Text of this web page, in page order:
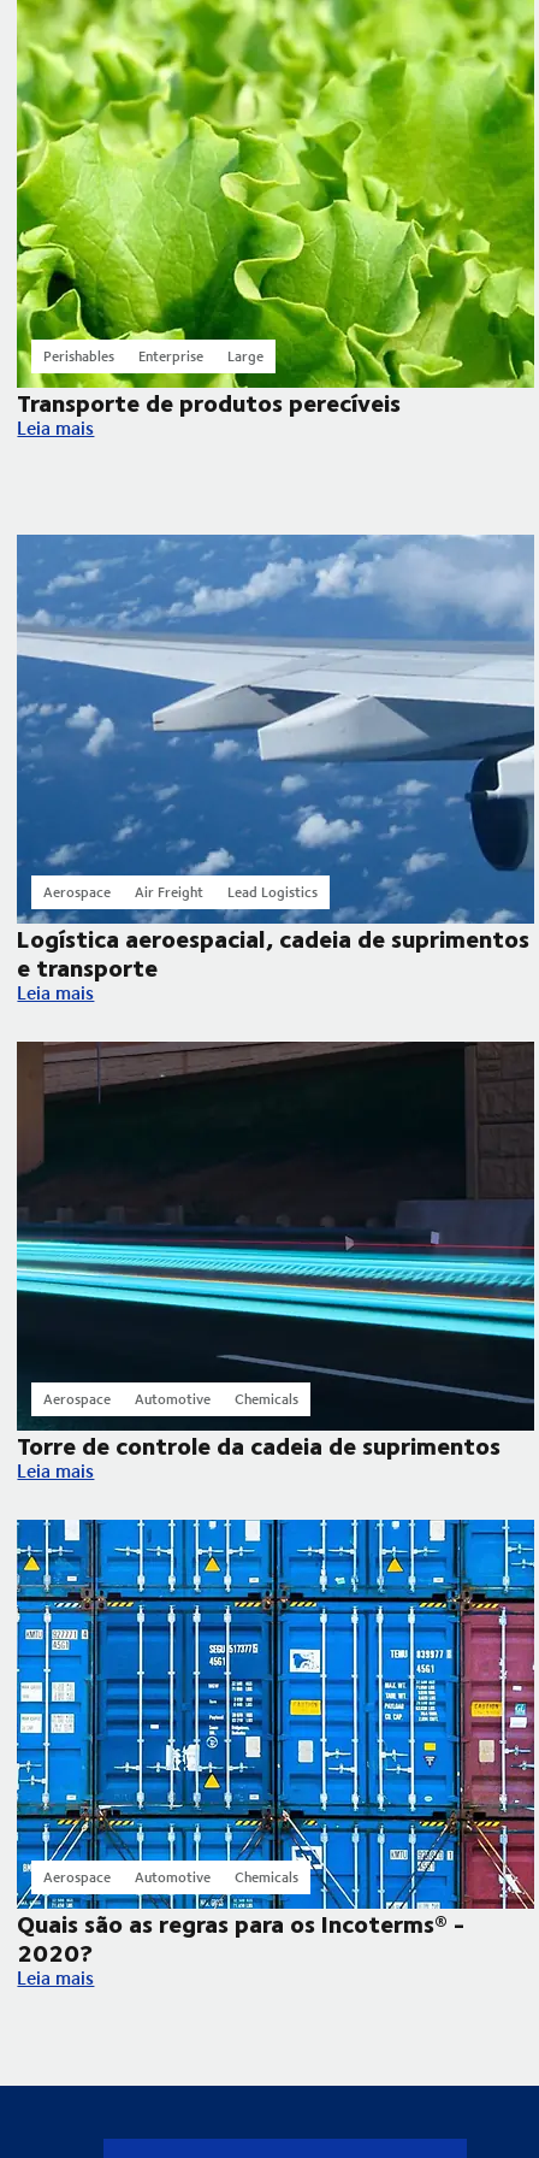
Transporte de produtos perecíveis
Perishables Enterprise Large
Transporte de produtos perecíveis
Leia mais
Logística aeroespacial, cadeia de suprimentos
e transporte
Aerospace Air Freight Lead Logistics
Logística aeroespacial, cadeia de suprimentos e transporte
Leia mais
Torre de controle da cadeia de suprimentos
Aerospace Automotive Chemicals
Torre de controle da cadeia de suprimentos
Leia mais
Quais são as regras para os Incoterms® -
2020?
Aerospace Automotive Chemicals
Quais são as regras para os Incoterms® - 2020?
Leia mais